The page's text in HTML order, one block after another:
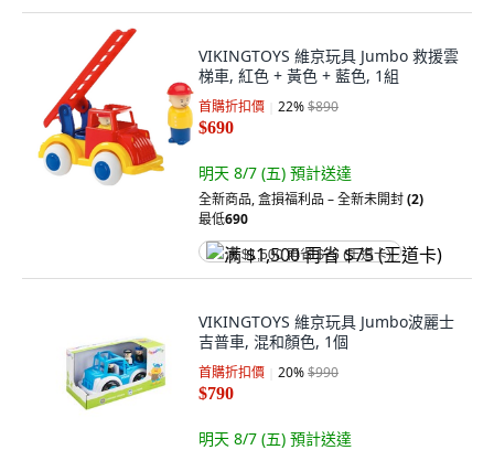
VIKINGTOYS 維京玩具 Jumbo 救援雲
梯車, 紅色 + 黃色 + 藍色, 1組
首購折扣價 22%$890
$690
明天 8/7 (五) 預計送達
全新商品,盒損福利品 – 全新未開封(2)
最低690
满 $1,500 再省 $75 (王道卡)
VIKINGTOYS 維京玩具 Jumbo波麗士
吉普車, 混和顏色, 1個
首購折扣價 20%$990
$790
明天 8/7 (五) 預計送達